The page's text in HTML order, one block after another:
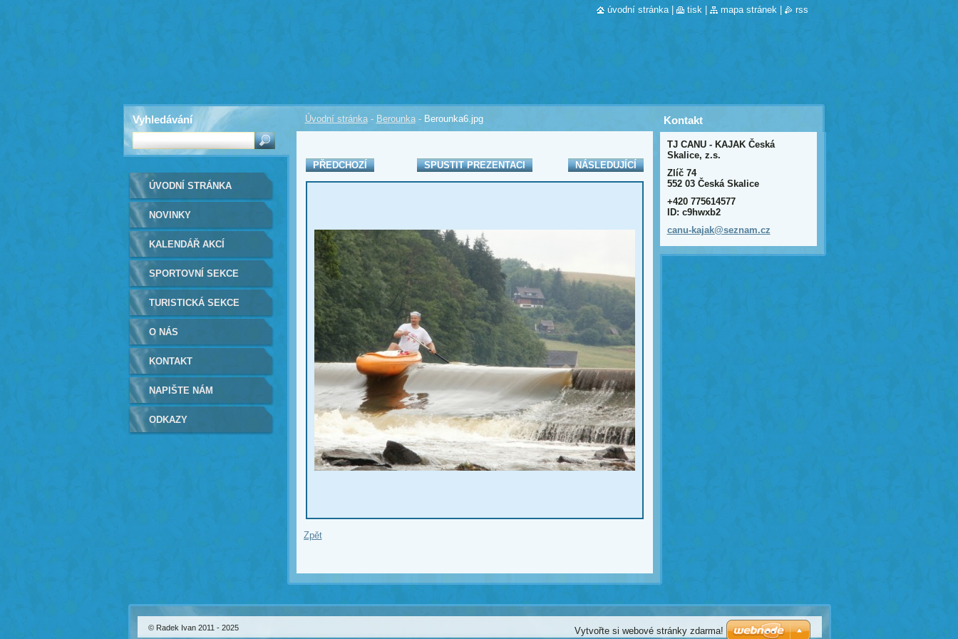
Úvodní stránka - Berounka - Berounka6.jpg
PŘEDCHOZÍ SPUSTIT PREZENTACI NÁSLEDUJÍCÍ
Zpět
ÚVODNÍ STRÁNKA
NOVINKY
KALENDÁŘ AKCÍ
SPORTOVNÍ SEKCE
TURISTICKÁ SEKCE
O NÁS
KONTAKT
NAPIŠTE NÁM
ODKAZY
Kontakt
TJ CANU - KAJAK Česká
Skalice, z.s.
Zlíč 74
552 03 Česká Skalice
+420 775614577
ID: c9hwxb2
canu-kajak@seznam.cz
Vyhledávání
úvodní stránka tisk mapa stránek rss
© Radek Ivan 2011 - 2025 Vytvořte si webové stránky zdarma!